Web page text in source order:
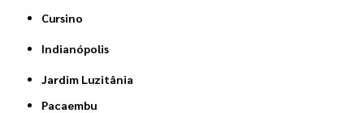
Cursino
Indianópolis
Jardim Luzitânia
Pacaembu